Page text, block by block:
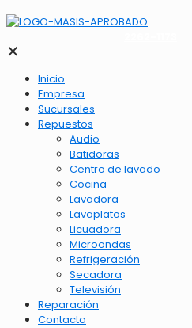
✕
Inicio
Empresa
Sucursales
Repuestos
Audio
Batidoras
Centro de lavado
Cocina
Lavadora
Lavaplatos
Licuadora
Microondas
Refrigeración
Secadora
Televisión
Reparación
Contacto